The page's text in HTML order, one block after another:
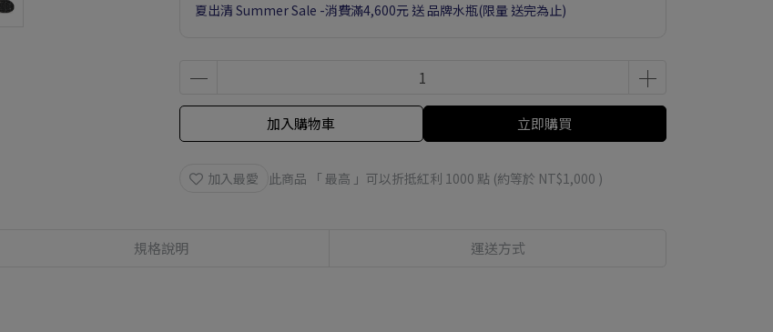
夏出清 Summer Sale -消費滿4,600元 送 品牌水瓶(限量 送完為止)
加入購物車 立即購買
加入最愛 此商品 「 最高 」可以折抵紅利 1000 點 (約等於 NT$1,000 )
規格說明 運送方式